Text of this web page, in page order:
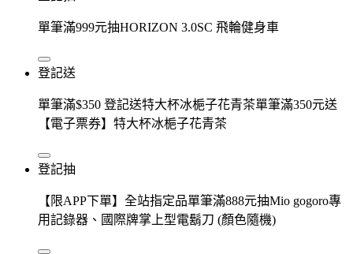
單筆滿999元抽HORIZON 3.0SC 飛輪健身車
登記送
單筆滿$350 登記送特大杯冰梔子花青茶單筆滿350元送
【電子票券】特大杯冰梔子花青茶
登記抽
【限APP下單】全站指定品單筆滿888元抽Mio gogoro專
用記錄器、國際牌掌上型電鬍刀 (顏色隨機)